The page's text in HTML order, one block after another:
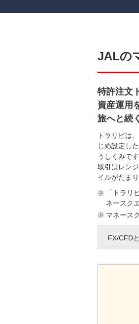
JALの
特許注文
資産運用
旅へと続
トラリピは
じめ設定し
うしくみです
取引はレン
イルがたまり
「トラリ
ネースク
マネース
FX/CFD